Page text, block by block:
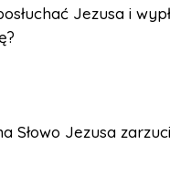
Jezusa i
Słowo Jezusa